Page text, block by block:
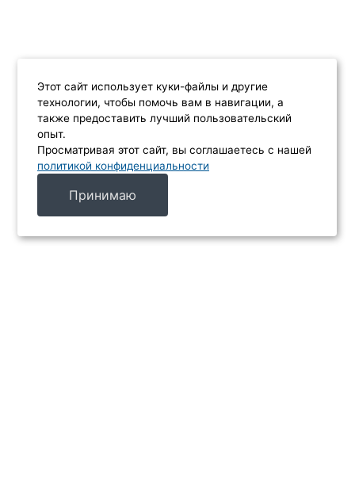
Этот сайт использует куки-файлы и другие
технологии, чтобы помочь вам в навигации, а
также предоставить лучший пользовательский
опыт.
Просматривая этот сайт, вы соглашаетесь с нашей
политикой конфиденциальности
Принимаю